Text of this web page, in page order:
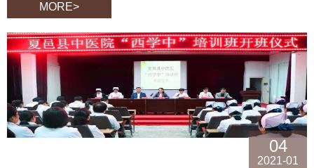
增进全社会对医务工作者的理解和认同。为了熟练掌握运用医院感染
了第三届“中国医师节”感染知识竞赛活动。经过前期激烈的笔试、预
赛，由临床各科室自由组合的6组代表队脱颖而出，参加了此次比赛。
院领导班子及各科室工作人员300余人观看了比赛。
MORE>
04
2021-01